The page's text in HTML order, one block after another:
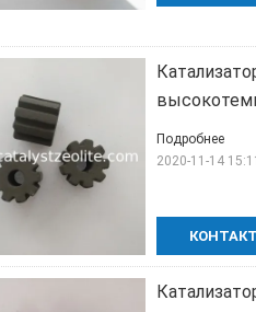
КОНТАКТ
Подробнее
2020-11-14